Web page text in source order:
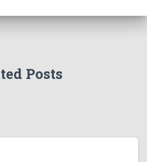
Posts